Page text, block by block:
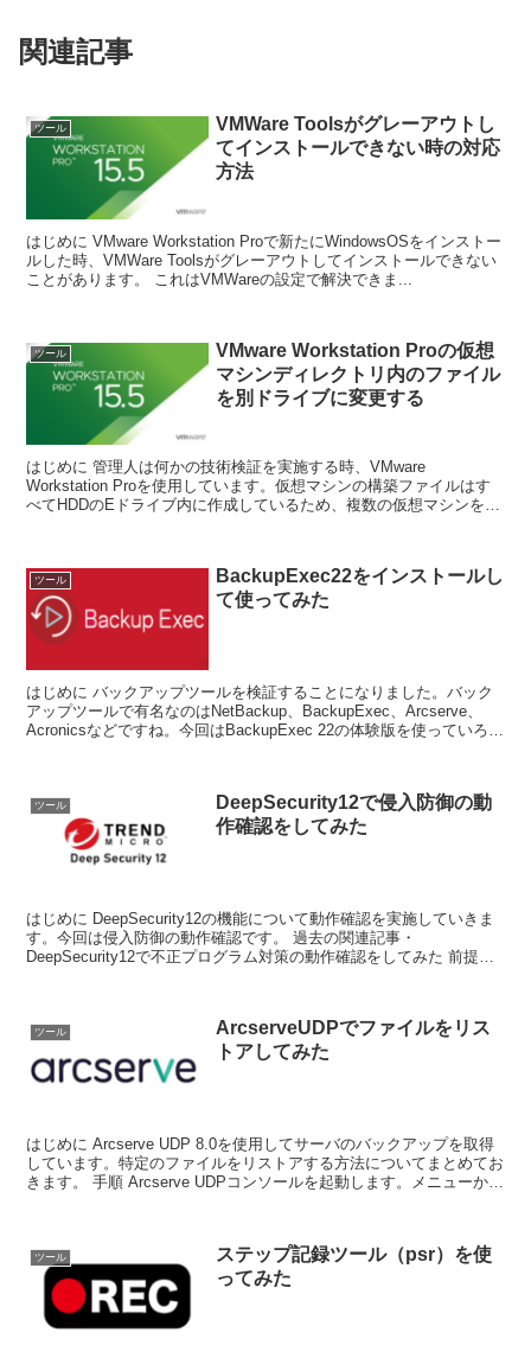
関連記事
ツール
VMWare Toolsがグレーアウトし
てインストールできない時の対応
方法
はじめに VMware Workstation Proで新たにWindowsOSをインストー
ルした時、VMWare Toolsがグレーアウトしてインストールできない
ことがあります。 これはVMWareの設定で解決できま...
ツール
VMware Workstation Proの仮想
マシンディレクトリ内のファイル
を別ドライブに変更する
はじめに 管理人は何かの技術検証を実施する時、VMware
Workstation Proを使用しています。仮想マシンの構築ファイルはす
べてHDDのEドライブ内に作成しているため、複数の仮想マシンを起
ツール
BackupExec22をインストールし
て使ってみた
はじめに バックアップツールを検証することになりました。バック
アップツールで有名なのはNetBackup、BackupExec、Arcserve、
Acronicsなどですね。今回はBackupExec 22の体験版を使っていろい
ツール
DeepSecurity12で侵入防御の動
作確認をしてみた
はじめに DeepSecurity12の機能について動作確認を実施していきま
す。今回は侵入防御の動作確認です。 過去の関連記事・
DeepSecurity12で不正プログラム対策の動作確認をしてみた 前提条
ツール
ArcserveUDPでファイルをリス
トアしてみた
はじめに Arcserve UDP 8.0を使用してサーバのバックアップを取得
しています。特定のファイルをリストアする方法についてまとめてお
きます。 手順 Arcserve UDPコンソールを起動します。メニューから
ツール
ステップ記録ツール（psr）を使
ってみた